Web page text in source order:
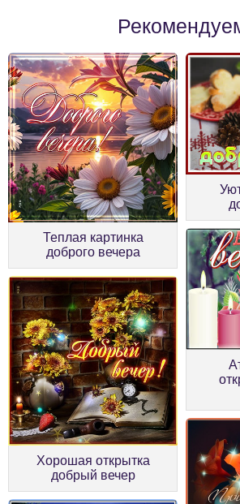
Теплая картинка
доброго вечера
Хорошая открытка
добрый вечер